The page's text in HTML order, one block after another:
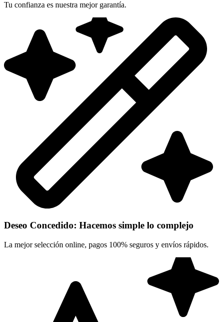
Tu confianza es nuestra mejor garantía.
Deseo Concedido: Hacemos simple lo complejo
La mejor selección online, pagos 100% seguros y envíos rápidos.